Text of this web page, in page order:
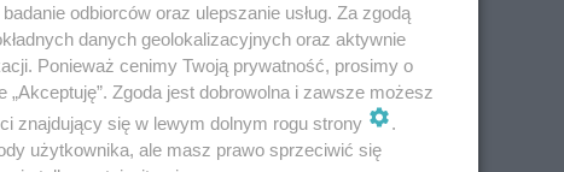
odbiorców oraz ulepszanie usług. Za zgodą
danych geolokalizacyjnych oraz aktywnie
Ponieważ cenimy Twoją prywatność, prosimy o
Zgoda jest dobrowolna i zawsze możesz
znajdujący się w lewym dolnym rogu strony
.
użytkownika, ale masz prawo sprzeciwić się